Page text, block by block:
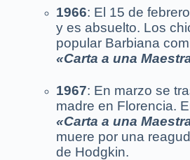
1966: El 15 de
y es absuelto. Los
popular Barbiana
«Carta a una
1967: En marzo se
madre en Florencia.
«Carta a una
muere por una
de Hodgkin.